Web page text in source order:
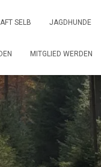
SELB JAGDHUNDE
MITGLIED WERDEN